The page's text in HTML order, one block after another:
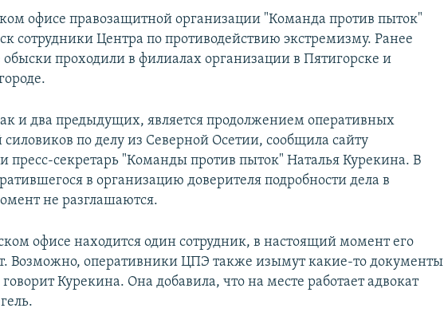
офисе правозащитной организации "Команда против пыток"
сотрудники Центра по противодействию экстремизму. Ранее
проходили в филиалах организации в Пятигорске и
и два предыдущих, является продолжением оперативных
по делу из Северной Осетии, сообщила сайту
пресс-секретарь "Команды против пыток" Наталья Курекина. В
в организацию доверителя подробности дела в
не разглашаются.
офисе находится один сотрудник, в настоящий момент его
Возможно, оперативники ЦПЭ также изымут какие-то документы
Курекина. Она добавила, что на месте работает адвокат